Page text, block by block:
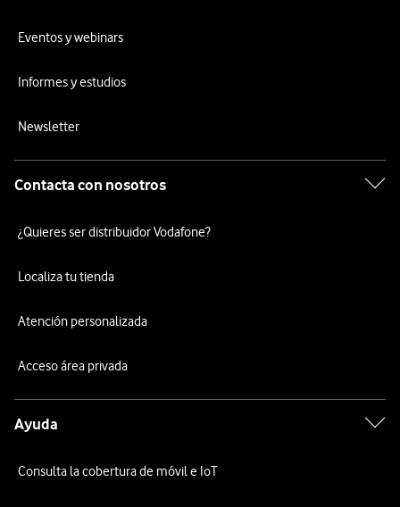
Eventos y webinars
Informes y estudios
Newsletter
Contacta con nosotros
¿Quieres ser distribuidor Vodafone?
Localiza tu tienda
Atención personalizada
Acceso área privada
Ayuda
Consulta la cobertura de móvil e IoT